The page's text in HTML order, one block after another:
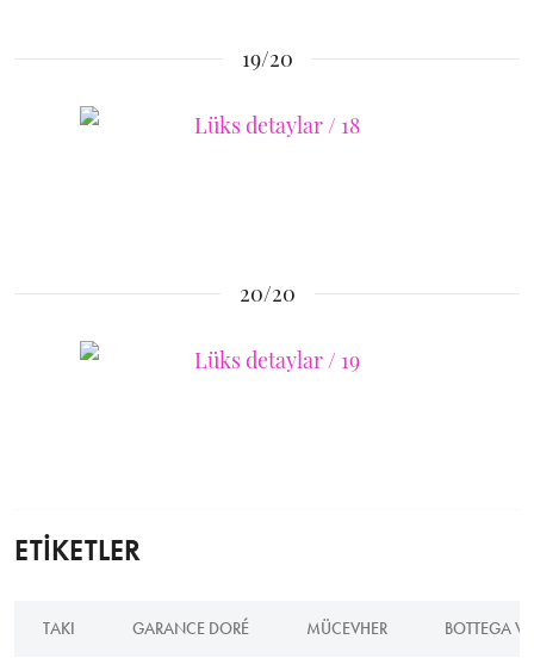
19/20
20/20
ETİKETLER
TAKI GARANCE DORÉ MÜCEVHER BOTTEGA